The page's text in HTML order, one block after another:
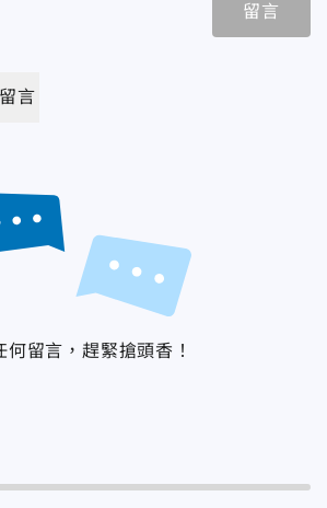
留言
言
何留言，趕緊搶頭香！